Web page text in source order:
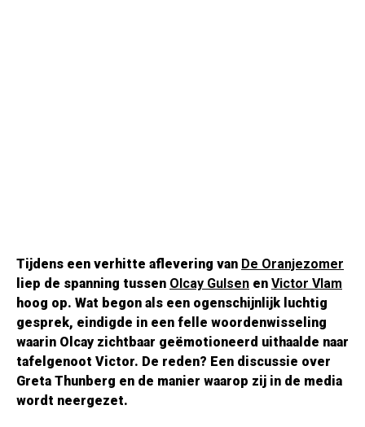
Tijdens een verhitte aflevering van De Oranjezomer
liep de spanning tussen Olcay Gulsen en Victor Vlam
hoog op. Wat begon als een ogenschijnlijk luchtig
gesprek, eindigde in een felle woordenwisseling
waarin Olcay zichtbaar geëmotioneerd uithaalde naar
tafelgenoot Victor. De reden? Een discussie over
Greta Thunberg en de manier waarop zij in de media
wordt neergezet.